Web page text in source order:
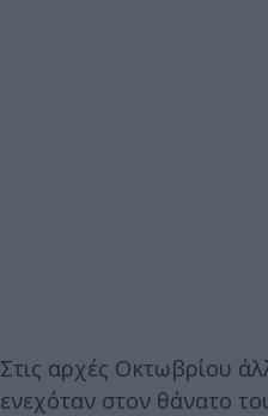
Στις αρχές Οκτωβρίου
ενεχόταν στον θάνατο